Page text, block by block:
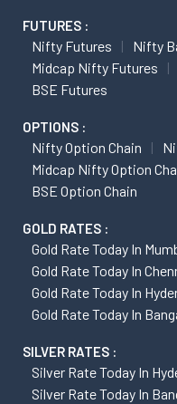
FUTURES :
Nifty Futures
Nifty
Midcap Nifty Futures
BSE Futures
OPTIONS :
Nifty Option Chain
Midcap Nifty Option
BSE Option Chain
GOLD RATES :
Gold Rate Today In
Gold Rate Today In
Gold Rate Today In
Gold Rate Today In
SILVER RATES :
Silver Rate Today In
Silver Rate Today In